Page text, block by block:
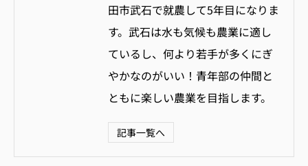
田市武石で就農して5年目になりま
す。武石は水も気候も農業に適し
ているし、何より若手が多くにぎ
やかなのがいい！青年部の仲間と
ともに楽しい農業を目指します。
記事一覧へ